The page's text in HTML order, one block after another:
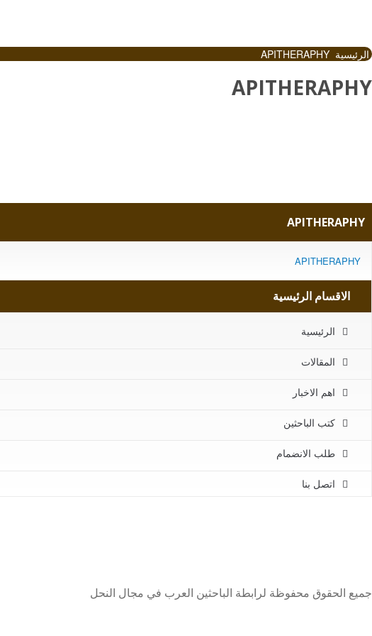
الرئيسية
APITHERAPHY
APITHERAPHY
APITHERAPHY
الاقسام الرئيسية
الرئيسية
المقالات
اهم الاخبار
كتب الباحثين
طلب الانضمام
اتصل بنا
جميع الحقوق محفوظة لرابطة الباحثين العرب في مجال النحل